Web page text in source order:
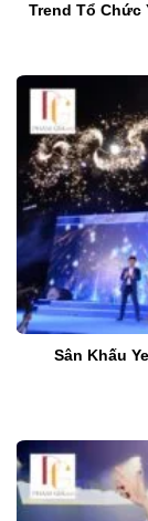
Trend Tổ Chức
Sân Khấu